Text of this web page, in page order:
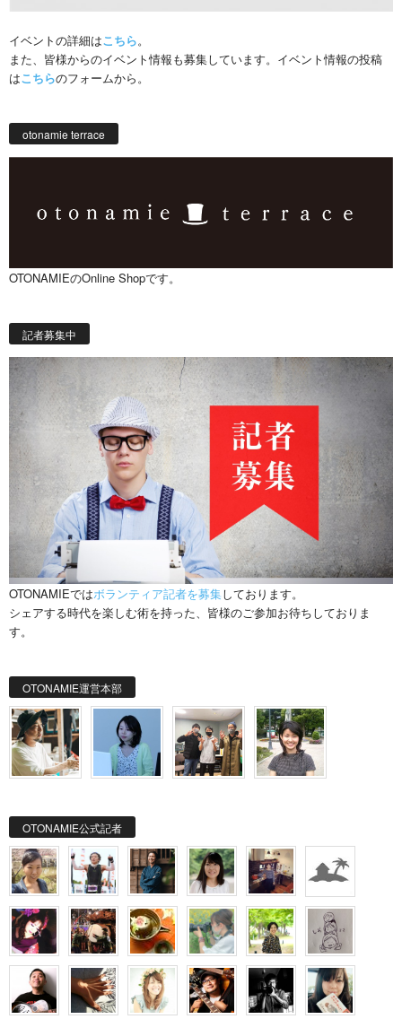
イベントの詳細はこちら。
また、皆様からのイベント情報も募集しています。イベント情報の投稿
はこちらのフォームから。
otonamie terrace
OTONAMIEのOnline Shopです。
記者募集中
OTONAMIEではボランティア記者を募集しております。
シェアする時代を楽しむ術を持った、皆様のご参加お待ちしておりま
す。
OTONAMIE運営本部
OTONAMIE公式記者